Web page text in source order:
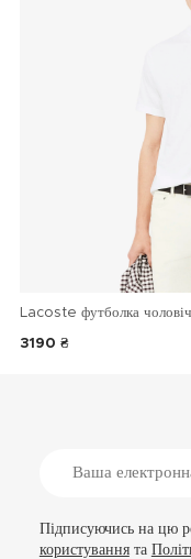
Lacoste футболка
3190 ₴
Підписуючись на цю
користуваннята